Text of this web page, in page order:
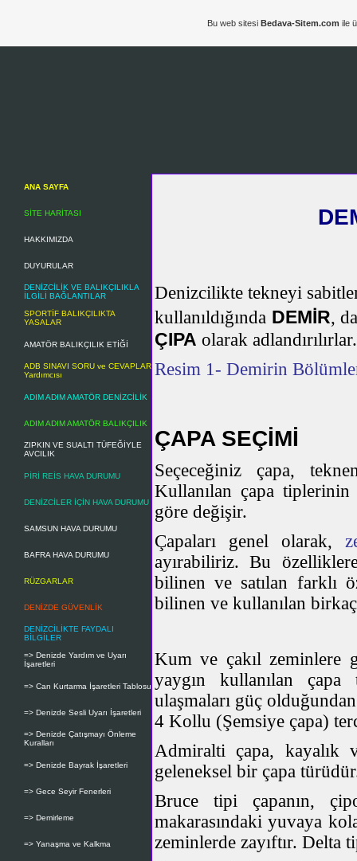
ANA SAYFA
SİTE HARİTASI
HAKKIMIZDA
DUYURULAR
DENİZCİLİK VE BALIKÇILIKLA
İLGİLİ BAĞLANTILAR
SPORTİF BALIKÇILIKTA
YASALAR
AMATÖR BALIKÇILIK ETİĞİ
ADB SINAVI SORU ve CEVAPLAR
Yardımcısı
ADIM ADIM AMATÖR DENİZCİLİK
ADIM ADIM AMATÖR BALIKÇILIK
ZIPKIN VE SUALTI TÜFEĞİYLE
AVCILIK
PİRİ REİS HAVA DURUMU
DENİZCİLER İÇİN HAVA DURUMU
SAMSUN HAVA DURUMU
BAFRA HAVA DURUMU
RÜZGARLAR
DENİZDE GÜVENLİK
DENİZCİLİKTE FAYDALI
BİLGİLER
=> Denizde Yardım ve Uyarı
İşaretleri
=> Can Kurtarma İşaretleri Tablosu
=> Denizde Sesli Uyarı İşaretleri
=> Denizde Çatışmayı Önleme
Kuralları
=> Denizde Bayrak İşaretleri
=> Gece Seyir Fenerleri
=> Demirleme
=> Yanaşma ve Kalkma
Denizcilikte tekneyi
kullanıldığında DEMİR,
ÇIPA olarak adlandırılırlar.
Resim 1- Demirin
ÇAPA SEÇİMİ
Seçeceğiniz çapa,
Kullanılan çapa
göre değişir.
Çapaları genel olarak,
ayırabiliriz. Bu
bilinen ve satılan farklı
bilinen ve kullanılan
Kum ve çakıl
yaygın kullanılan
ulaşmaları güç
4 Kollu (Şemsiye çapa)
Admiralti çapa, kayalık
geleneksel bir çapa
Bruce tipi çapanın,
makarasındaki yuvaya
zeminlerde zayıftır. Delta
Bu web sitesi Bedava-Sitem.com ile